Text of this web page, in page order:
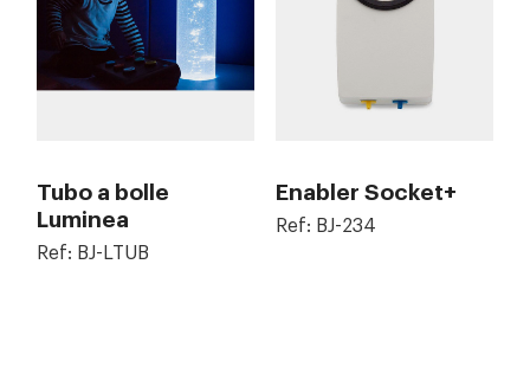
Tubo a bolle
Luminea
Ref: BJ-LTUB
Enabler Socket+
Ref: BJ-234